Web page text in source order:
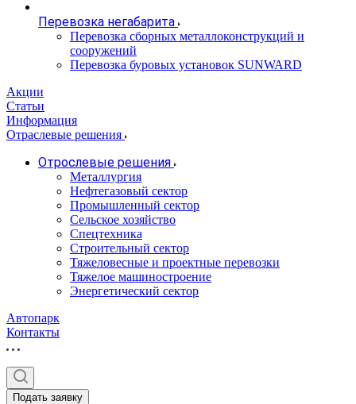
Перевозка негабарита
Перевозка сборных металлоконструкций и
сооружений
Перевозка буровых установок SUNWARD
Акции
Статьи
Информация
Отраслевые решения
Отрослевые решения
Металлургия
Нефтегазовый сектор
Промышленный сектор
Сельское хозяйство
Спецтехника
Строительный сектор
Тяжеловесные и проектные перевозки
Тяжелое машиностроение
Энергетический сектор
Автопарк
Контакты
Подать заявку